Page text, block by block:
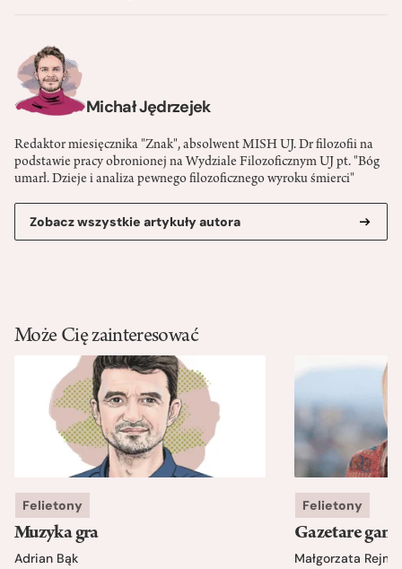
Michał Jędrzejek
Redaktor miesięcznika "Znak", absolwent MISH UJ. Dr filozofii na
podstawie pracy obronionej na Wydziale Filozoficznym UJ pt. "Bóg
umarł. Dzieje i analiza pewnego filozoficznego wyroku śmierci"
Zobacz wszystkie artykuły autora
Może Cię zainteresować
Felietony
Muzyka gra
Adrian Bąk
Felietony
Gazetare
Małgorzata